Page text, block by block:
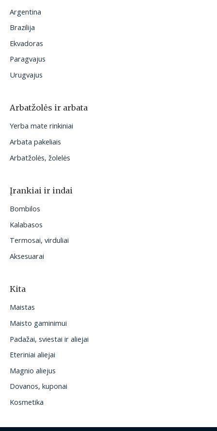
Argentina
Brazilija
Ekvadoras
Paragvajus
Urugvajus
Arbatžolės ir arbata
Yerba mate rinkiniai
Arbata pakeliais
Arbatžolės, žolelės
Įrankiai ir indai
Bombilos
Kalabasos
Termosai, virduliai
Aksesuarai
Kita
Maistas
Maisto gaminimui
Padažai, sviestai ir aliejai
Eteriniai aliejai
Magnio aliejus
Dovanos, kuponai
Kosmetika